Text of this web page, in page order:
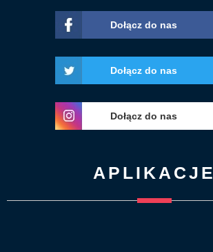
Dołącz do nas
Dołącz do nas
Dołącz do nas
APLIKACJE